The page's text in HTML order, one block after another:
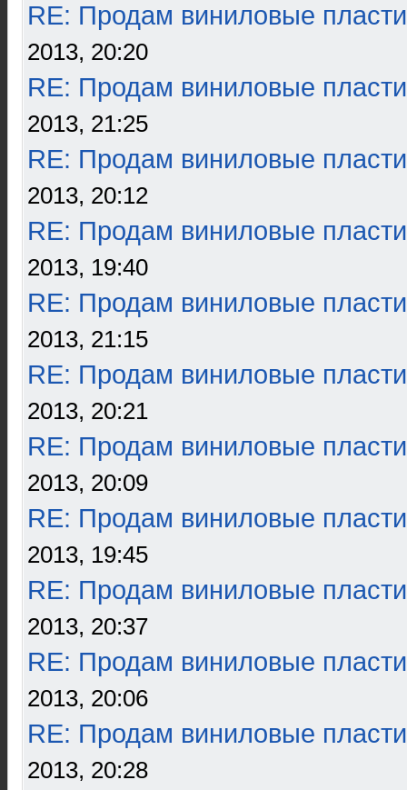
RE: Продам виниловые
2013, 20:20
RE: Продам виниловые
2013, 21:25
RE: Продам виниловые
2013, 20:12
RE: Продам виниловые
2013, 19:40
RE: Продам виниловые
2013, 21:15
RE: Продам виниловые
2013, 20:21
RE: Продам виниловые
2013, 20:09
RE: Продам виниловые
2013, 19:45
RE: Продам виниловые
2013, 20:37
RE: Продам виниловые
2013, 20:06
RE: Продам виниловые
2013, 20:28